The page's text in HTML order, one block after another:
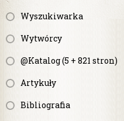
Wyszukiwarka
Wytwórcy
@Katalog (5 + 821 stron)
Artykuły
Bibliografia